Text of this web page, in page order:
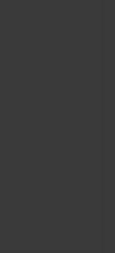
جدا على طرق
طريق وسط البحر
العظمى من هؤلاء
لمحاولة العبور
وتمسكوا
بما يكفي، وأن
وأن تكون
المهربون صادقة
الخدمات التي
"إس أو إس
التي تنفذ عمليات
المتوسط، والتي
على محنتهم